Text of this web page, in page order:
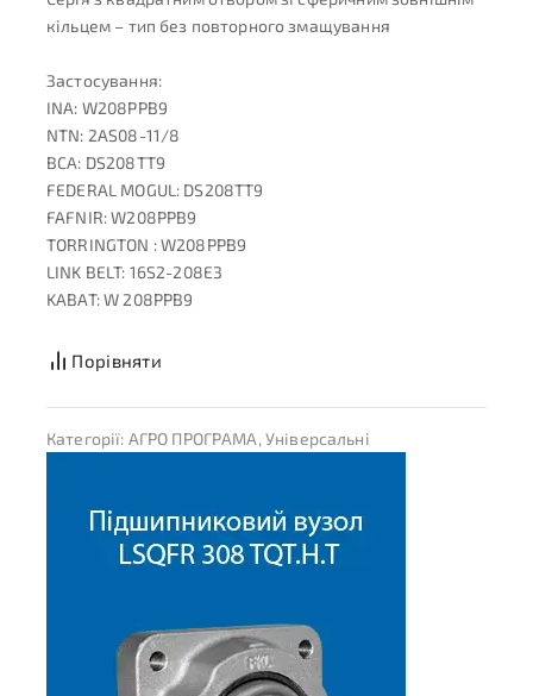
кільцем – тип без повторного змащування
Застосування:
INA: W208PPB9
NTN: 2AS08-11/8
BCA: DS208TT9
FEDERAL MOGUL: DS208TT9
FAFNIR: W208PPB9
TORRINGTON : W208PPB9
LINK BELT: 16S2-208E3
KABAT: W 208PPB9
Порівняти
Категорії: АГРО ПРОГРАМА, Універсальні